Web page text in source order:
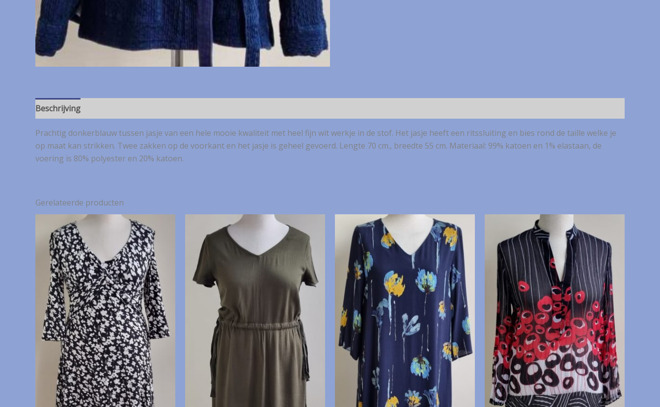
Beschrijving
Prachtig donkerblauw tussen jasje van een hele mooie kwaliteit met heel fijn wit werkje in de stof. Het jasje heeft een ritssluiting en bies rond de taille welke je
op maat kan strikken. Twee zakken op de voorkant en het jasje is geheel gevoerd. Lengte 70 cm., breedte 55 cm. Materiaal: 99% katoen en 1% elastaan, de
voering is 80% polyester en 20% katoen.
Gerelateerde producten